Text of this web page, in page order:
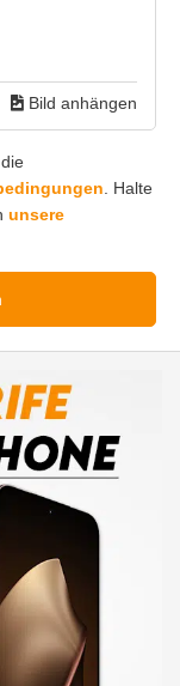
Bild anhängen
. Halte
unsere